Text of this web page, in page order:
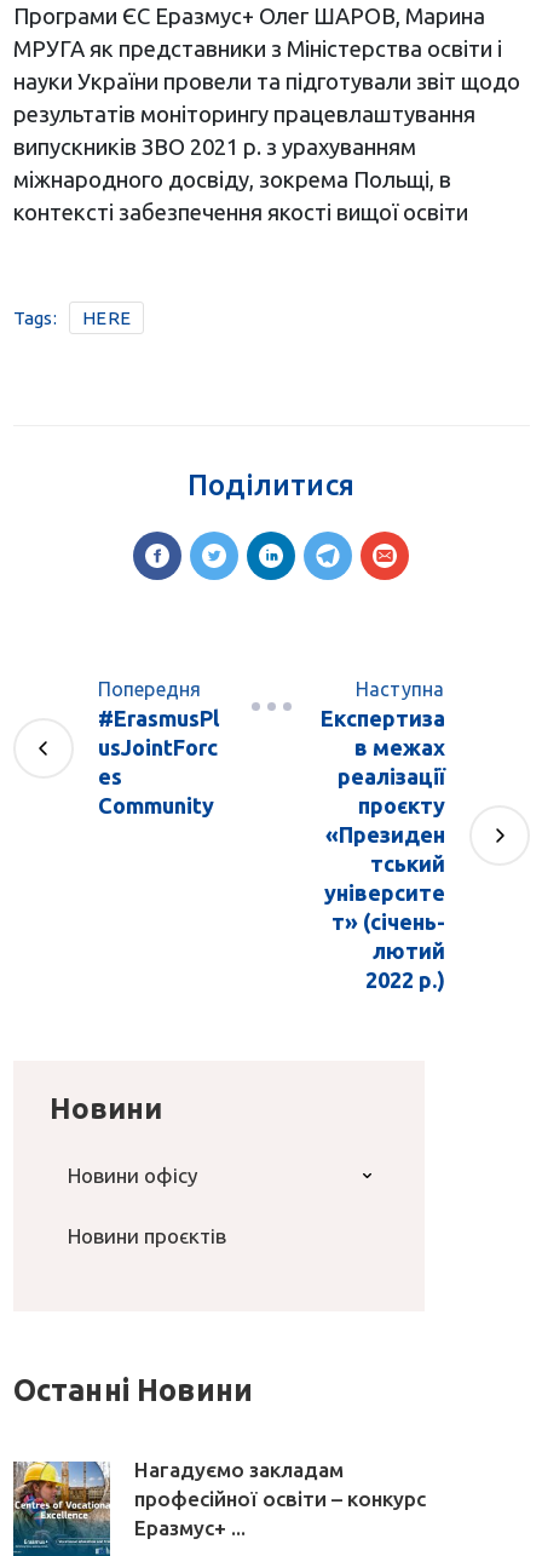
Програми ЄС Еразмус+ Олег ШАРОВ, Марина
МРУГА як представники з Міністерства освіти і
науки України провели та підготували звіт щодо
результатів моніторингу працевлаштування
випускників ЗВО 2021 р. з урахуванням
міжнародного досвіду, зокрема Польщі, в
контексті забезпечення якості вищої освіти
Tags: HERE
Поділитися
Попередня
#ErasmusPl
usJointForc
es
Community
Наступна
Експертиза
в межах
реалізації
проєкту
«Президен
тський
університе
т» (січень-
лютий
2022 р.)
Новини
Новини офісу
Новини проєктів
Останні Новини
Нагадуємо закладам
професійної освіти – конкурс
Еразмус+ ...